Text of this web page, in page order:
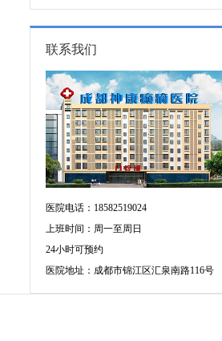
发作原因是什么?
联系我们
医院电话：18582519024
上班时间：周一至周日
24小时可预约
医院地址：成都市锦江区汇泉南路116号